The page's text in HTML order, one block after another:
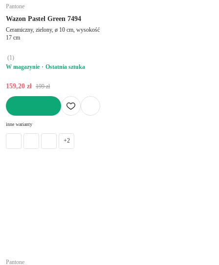
Pantone
Wazon Pastel Green 7494
Ceramiczny, zielony, ø 10 cm, wysokość
17 cm
(1)
W magazynie
Ostatnia sztuka
159,20 zł 199 zł
inne warianty
+2
Pantone